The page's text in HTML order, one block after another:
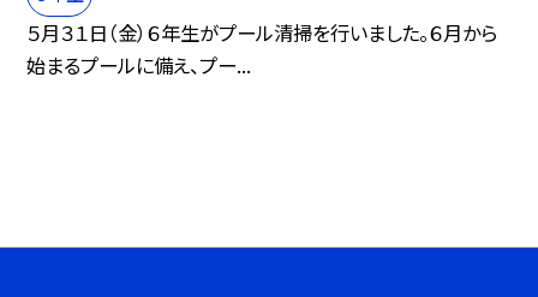
５月３１日（金）６年生がプール清掃を行いました。６月から
始まるプールに備え、プー...